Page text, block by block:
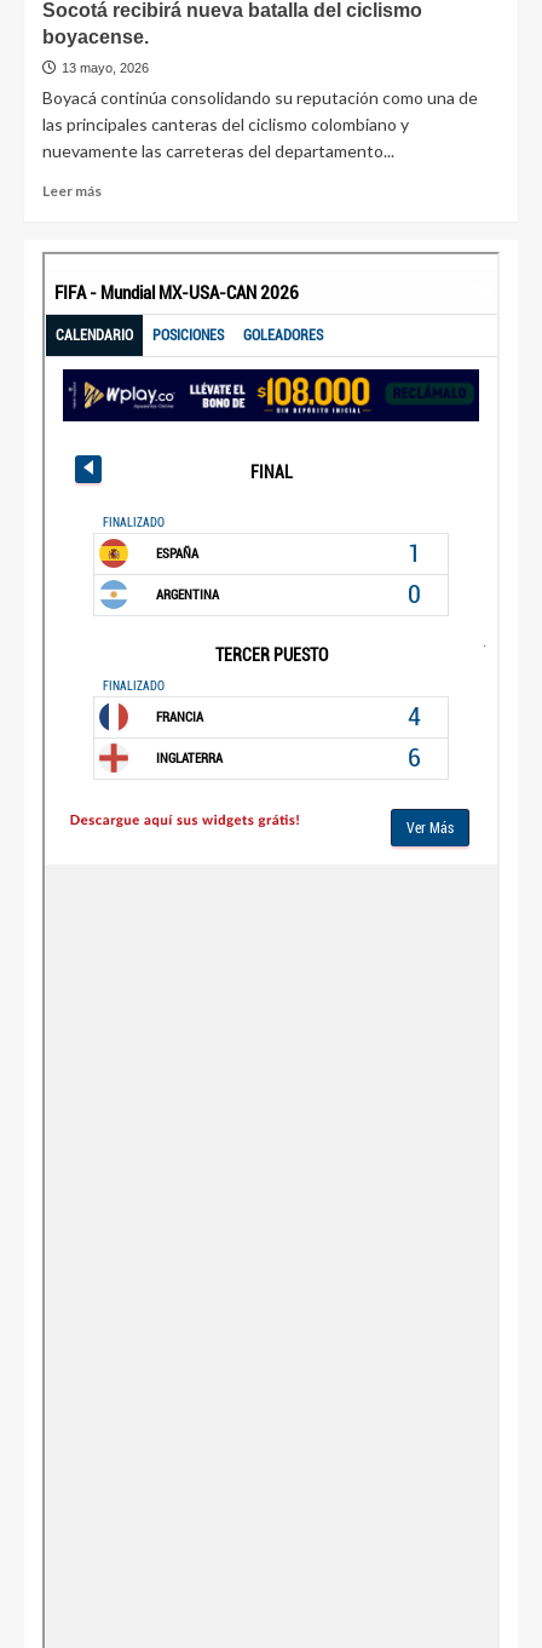
Socotá recibirá nueva batalla del ciclismo
boyacense.
13 mayo, 2026
Boyacá continúa consolidando su reputación como una de
las principales canteras del ciclismo colombiano y
nuevamente las carreteras del departamento...
Leer más